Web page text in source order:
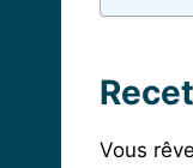
Vous